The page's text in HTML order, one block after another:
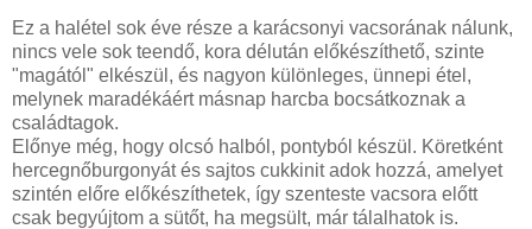
Ez a halétel sok éve része a karácsonyi vacsorának nálunk,
nincs vele sok teendő, kora délután előkészíthető, szinte
"magától" elkészül, és nagyon különleges, ünnepi étel,
melynek maradékáért másnap harcba bocsátkoznak a
családtagok.
Előnye még, hogy olcsó halból, pontyból készül. Köretként
hercegnőburgonyát és sajtos cukkinit adok hozzá, amelyet
szintén előre előkészíthetek, így szenteste vacsora előtt
csak begyújtom a sütőt, ha megsült, már tálalhatok is.